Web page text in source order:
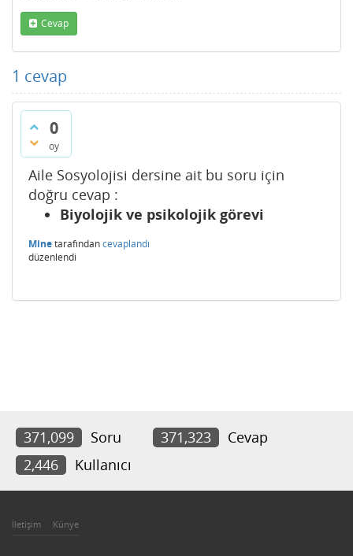
Cevap
1 cevap
0
oy
Aile Sosyolojisi dersine ait bu soru için
doğru cevap :
Biyolojik ve psikolojik görevi
Minetarafındancevaplandı
düzenlendi
371,099 Soru 371,323
Cevap
2,446
Kullanıcı
İletişim Künye